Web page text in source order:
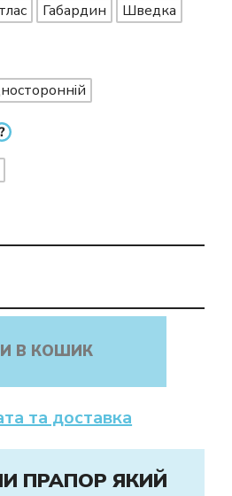
Габардин Шведка
В КОШИК
та доставка
ПРАПОР ЯКИЙ